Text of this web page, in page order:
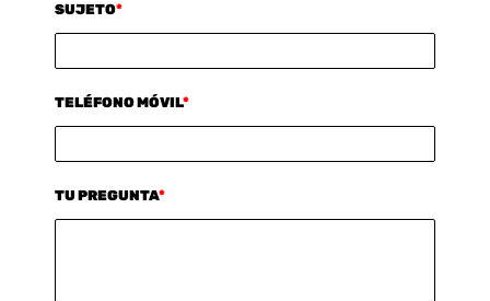
SUJETO*
TELÉFONO MÓVIL*
TU PREGUNTA*